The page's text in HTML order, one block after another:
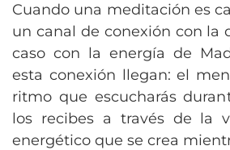
Cuando una meditación es
un canal de conexión con la
caso con la energía de
esta conexión llegan: el
ritmo que escucharás
los recibes a través de la
energético que se crea